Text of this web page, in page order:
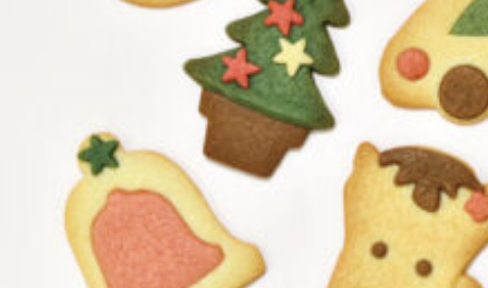
チケットプレゼント応募